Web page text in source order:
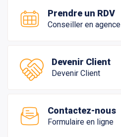
Prendre un RDV
Conseiller en agence
Devenir Client
Devenir Client
Contactez-nous
Formulaire en ligne